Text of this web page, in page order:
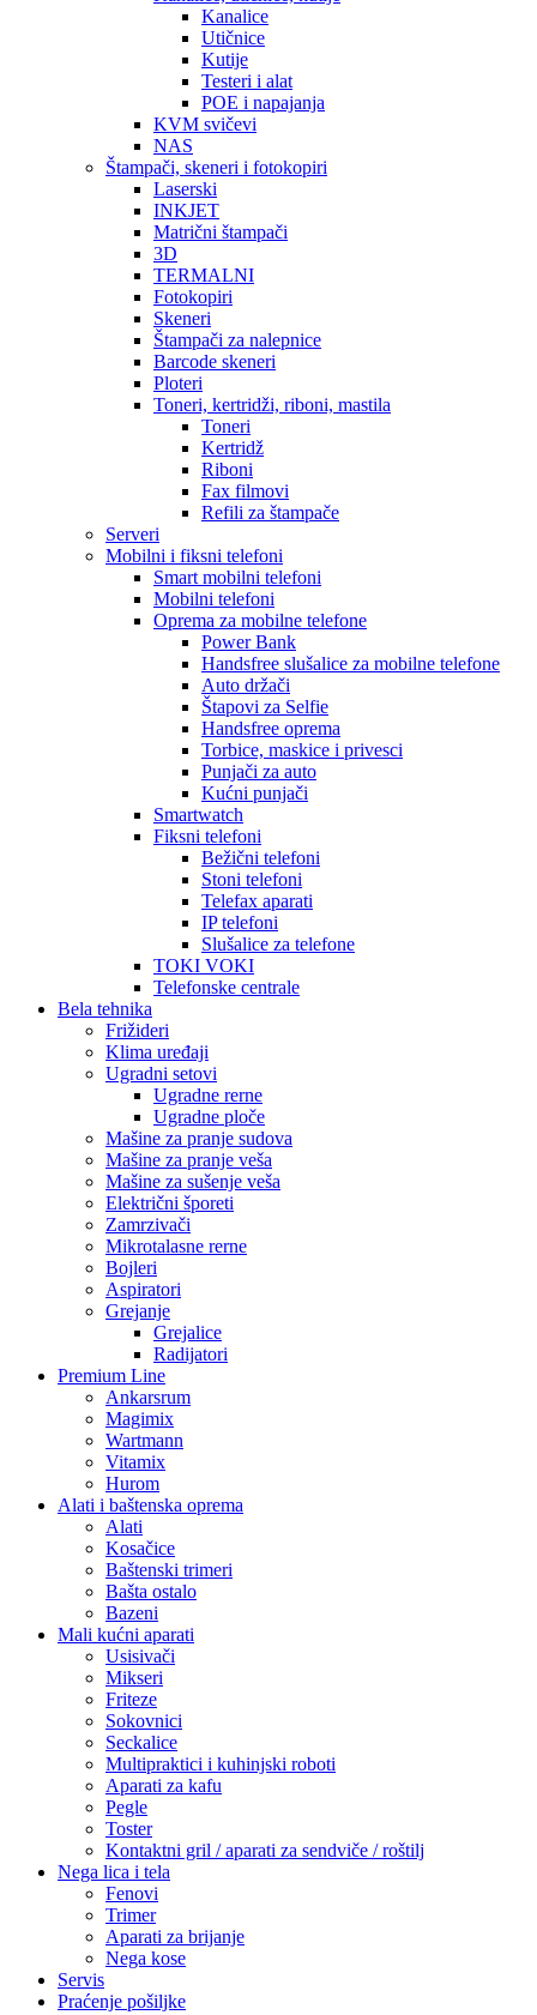
Kanalice
Utičnice
Kutije
Testeri i alat
POE i napajanja
KVM svičevi
NAS
Štampači, skeneri i fotokopiri
Laserski
INKJET
Matrični štampači
3D
TERMALNI
Fotokopiri
Skeneri
Štampači za nalepnice
Barcode skeneri
Ploteri
Toneri, kertridži, riboni, mastila
Toneri
Kertridž
Riboni
Fax filmovi
Refili za štampače
Serveri
Mobilni i fiksni telefoni
Smart mobilni telefoni
Mobilni telefoni
Oprema za mobilne telefone
Power Bank
Handsfree slušalice za mobilne telefone
Auto držači
Štapovi za Selfie
Handsfree oprema
Torbice, maskice i privesci
Punjači za auto
Kućni punjači
Smartwatch
Fiksni telefoni
Bežični telefoni
Stoni telefoni
Telefax aparati
IP telefoni
Slušalice za telefone
TOKI VOKI
Telefonske centrale
Bela tehnika
Frižideri
Klima uređaji
Ugradni setovi
Ugradne rerne
Ugradne ploče
Mašine za pranje sudova
Mašine za pranje veša
Mašine za sušenje veša
Električni šporeti
Zamrzivači
Mikrotalasne rerne
Bojleri
Aspiratori
Grejanje
Grejalice
Radijatori
Premium Line
Ankarsrum
Magimix
Wartmann
Vitamix
Hurom
Alati i baštenska oprema
Alati
Kosačice
Baštenski trimeri
Bašta ostalo
Bazeni
Mali kućni aparati
Usisivači
Mikseri
Friteze
Sokovnici
Seckalice
Multipraktici i kuhinjski roboti
Aparati za kafu
Pegle
Toster
Kontaktni gril / aparati za sendviče / roštilj
Nega lica i tela
Fenovi
Trimer
Aparati za brijanje
Nega kose
Servis
Praćenje pošiljke